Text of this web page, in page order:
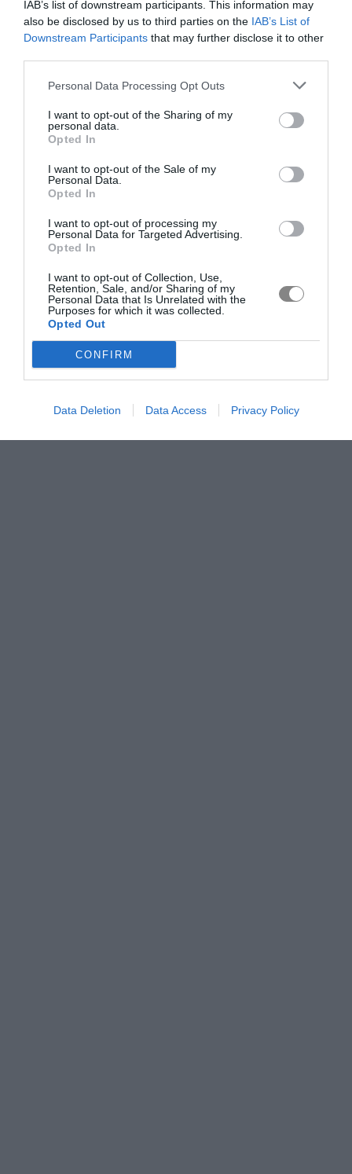
IAB’s list of downstream participants. This information may
also be disclosed by us to third parties on the IAB’s List of
Downstream Participants that may further disclose it to other
Personal Data Processing Opt Outs
I want to opt-out of the Sharing of my
personal data.
Opted In
I want to opt-out of the Sale of my
Personal Data.
Opted In
I want to opt-out of processing my
Personal Data for Targeted Advertising.
Opted In
I want to opt-out of Collection, Use,
Retention, Sale, and/or Sharing of my
Personal Data that Is Unrelated with the
Purposes for which it was collected.
Opted Out
CONFIRM
Data Deletion Data Access Privacy Policy